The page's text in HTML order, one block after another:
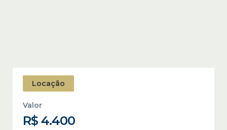
Locação
Valor
R$ 4.400